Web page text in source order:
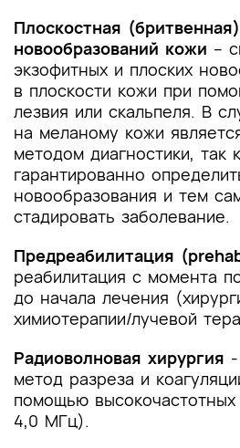
Плоскостная
новообразований кожи –
экзофитных и плоских
в плоскости кожи при
лезвия или скальпеля. В
на меланому кожи
методом диагностики, так
гарантированно
новообразования и тем
стадировать заболевание.
Предреабилитация
реабилитация с момента
до начала лечения
химиотерапии/лучевой
Радиоволновая хирургия
метод разреза и
помощью
4,0 МГц).